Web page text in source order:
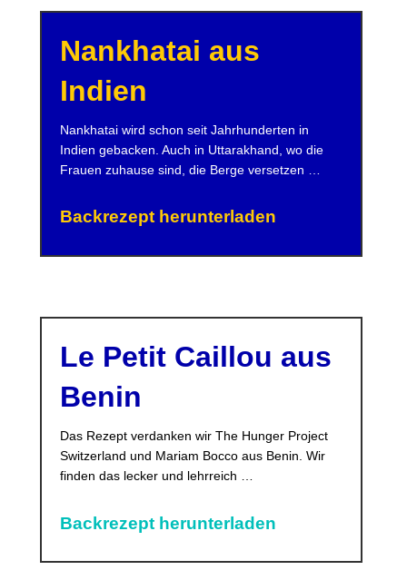
Nankhatai aus
Indien
Nankhatai wird schon seit Jahrhunderten in
Indien gebacken. Auch in Uttarakhand, wo die
Frauen zuhause sind, die Berge versetzen …
Backrezept herunterladen
Le Petit Caillou aus
Benin
Das Rezept verdanken wir The Hunger Project
Switzerland und Mariam Bocco aus Benin. Wir
finden das lecker und lehrreich …
Backrezept herunterladen